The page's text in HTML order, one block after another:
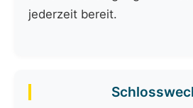
jederzeit bereit.